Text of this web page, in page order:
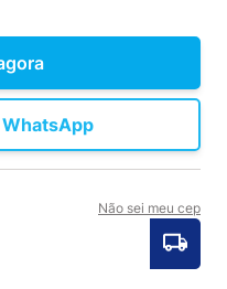
Não sei meu cep